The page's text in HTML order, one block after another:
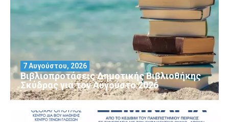
Βιβλιοπροτάσεις Δημοτικής Βιβλιοθήκης
Σκύδρας για τον Αύγούστο 2026
7 Αυγούστου, 2026